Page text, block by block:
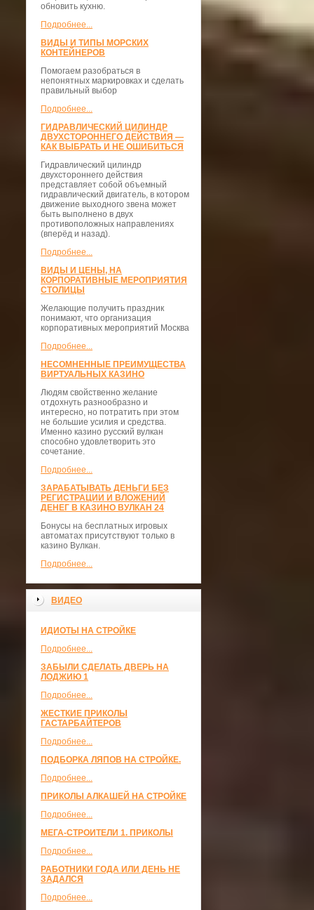
обновить кухню.
Подробнее...
ВИДЫ И ТИПЫ МОРСКИХ
КОНТЕЙНЕРОВ
Помогаем разобраться в
непонятных маркировках и сделать
правильный выбор
Подробнее...
ГИДРАВЛИЧЕСКИЙ ЦИЛИНДР
ДВУХСТОРОННЕГО ДЕЙСТВИЯ —
КАК ВЫБРАТЬ И НЕ ОШИБИТЬСЯ
Гидравлический цилиндр
двухстороннего действия
представляет собой объемный
гидравлический двигатель, в котором
движение выходного звена может
быть выполнено в двух
противоположных направлениях
(вперёд и назад).
Подробнее...
ВИДЫ И ЦЕНЫ, НА
КОРПОРАТИВНЫЕ МЕРОПРИЯТИЯ
СТОЛИЦЫ
Желающие получить праздник
понимают, что организация
корпоративных мероприятий Москва
Подробнее...
НЕСОМНЕННЫЕ ПРЕИМУЩЕСТВА
ВИРТУАЛЬНЫХ КАЗИНО
Людям свойственно желание
отдохнуть разнообразно и
интересно, но потратить при этом
не большие усилия и средства.
Именно казино русский вулкан
способно удовлетворить это
сочетание.
Подробнее...
ЗАРАБАТЫВАТЬ ДЕНЬГИ БЕЗ
РЕГИСТРАЦИИ И ВЛОЖЕНИЙ
ДЕНЕГ В КАЗИНО ВУЛКАН 24
Бонусы на бесплатных игровых
автоматах присутствуют только в
казино Вулкан.
Подробнее...
ВИДЕО
ИДИОТЫ НА СТРОЙКЕ
Подробнее...
ЗАБЫЛИ СДЕЛАТЬ ДВЕРЬ НА
ЛОДЖИЮ 1
Подробнее...
ЖЕСТКИЕ ПРИКОЛЫ
ГАСТАРБАЙТЕРОВ
Подробнее...
ПОДБОРКА ЛЯПОВ НА СТРОЙКЕ.
Подробнее...
ПРИКОЛЫ АЛКАШЕЙ НА СТРОЙКЕ
Подробнее...
МЕГА-СТРОИТЕЛИ 1. ПРИКОЛЫ
Подробнее...
РАБОТНИКИ ГОДА ИЛИ ДЕНЬ НЕ
ЗАДАЛСЯ
Подробнее...